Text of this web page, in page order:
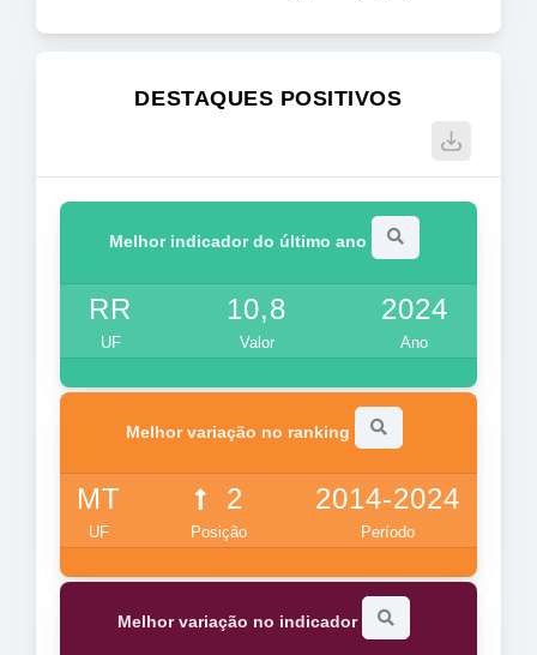
DESTAQUES POSITIVOS
Melhor indicador do último ano
RR
UF
10,8
Valor
2024
Ano
Melhor variação no ranking
MT
UF
2
Posição
2014-2024
Período
Melhor variação no indicador